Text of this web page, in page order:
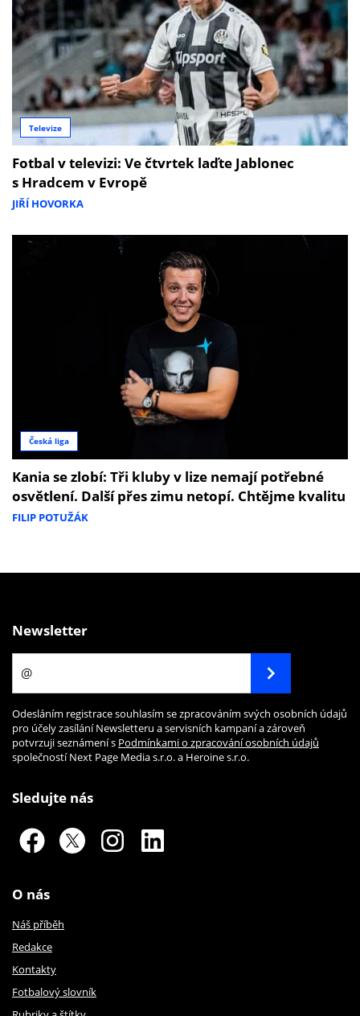
Televize
Fotbal v televizi: Ve čtvrtek laďte Jablonec
s Hradcem v Evropě
JIŘÍ HOVORKA
Česká liga
Kania se zlobí: Tři kluby v lize nemají potřebné
osvětlení. Další přes zimu netopí. Chtějme kvalitu
FILIP POTUŽÁK
Newsletter
Odesláním registrace souhlasím se zpracováním svých osobních údajů
pro účely zasílání Newsletteru a servisních kampaní a zároveň
potvrzuji seznámení s Podmínkami o zpracování osobních údajů
společností Next Page Media s.r.o. a Heroine s.r.o.
Sledujte nás
O nás
Náš příběh
Redakce
Kontakty
Fotbalový slovník